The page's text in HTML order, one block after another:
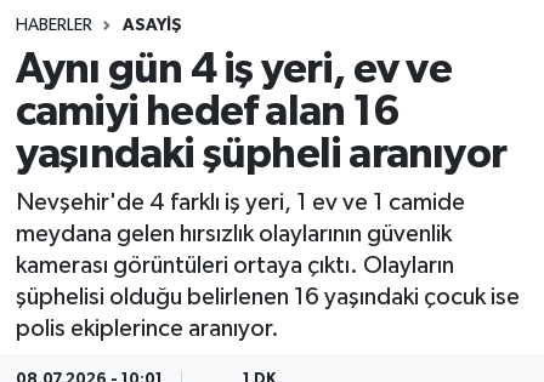
HABERLER ASAYIŞ
Aynı gün 4 iş yeri, ev ve
camiyi hedef alan 16
yaşındaki şüpheli aranıyor
Nevşehir'de 4 farklı iş yeri, 1 ev ve 1 camide
meydana gelen hırsızlık olaylarının güvenlik
kamerası görüntüleri ortaya çıktı. Olayların
şüphelisi olduğu belirlenen 16 yaşındaki çocuk ise
polis ekiplerince aranıyor.
Spor
Teknoloji
Yaşam